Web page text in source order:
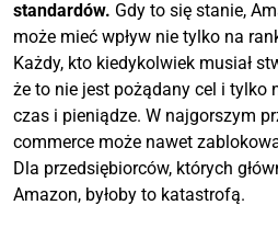
standardów. Gdy to się stanie,
może mieć wpływ nie tylko na
Każdy, kto kiedykolwiek musiał
że to nie jest pożądany cel i tylko
czas i pieniądze. W najgorszym
commerce może nawet
Dla przedsiębiorców, których
Amazon, byłoby to katastrofą.